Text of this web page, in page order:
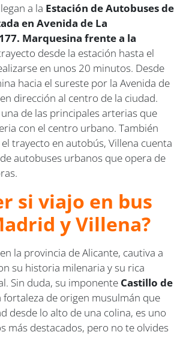
a la Estación de Autobuses de
en Avenida de La
Marquesina frente a la
desde la estación hasta el
en unos 20 minutos. Desde
hacia el sureste por la Avenida de
dirección al centro de la ciudad.
una de las principales arterias que
con el centro urbano. También
trayecto en autobús, Villena cuenta
autobuses urbanos que opera de
si viajo en bus
y Villena?
la provincia de Alicante, cautiva a
su historia milenaria y su rica
Sin duda, su imponente Castillo de
fortaleza de origen musulmán que
desde lo alto de una colina, es uno
más destacados, pero no te olvides